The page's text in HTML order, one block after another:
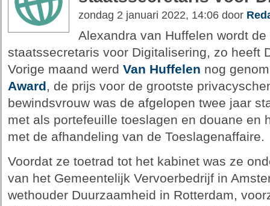
zondag 2 januari 2022, 14:06 door
Alexandra van Huffelen wordt
staatssecretaris voor Digitalisering, zo heeft
Vorige maand werd Van Huffelen nog
Award, de prijs voor de grootste
bewindsvrouw was de afgelopen twee jaar
met als portefeuille toeslagen en douane en
met de afhandeling van de Toeslagenaffaire.
Voordat ze toetrad tot het kabinet was ze
van het Gemeentelijk Vervoerbedrijf in
wethouder Duurzaamheid in Rotterdam,